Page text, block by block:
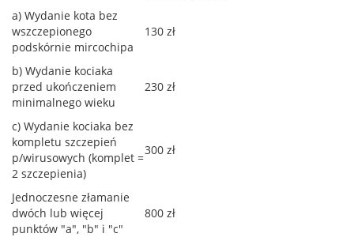
a) Wydanie kota bez
wszczepionego
podskórnie mircochipa
130 zł
b) Wydanie kociaka
przed ukończeniem
minimalnego wieku
230 zł
c) Wydanie kociaka bez
kompletu szczepień
p/wirusowych (komplet =
2 szczepienia)
300 zł
Jednoczesne złamanie
dwóch lub więcej
punktów "a", "b" i "c"
800 zł